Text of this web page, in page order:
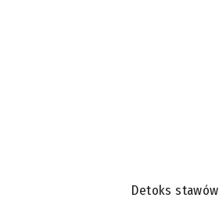
Detoks stawów